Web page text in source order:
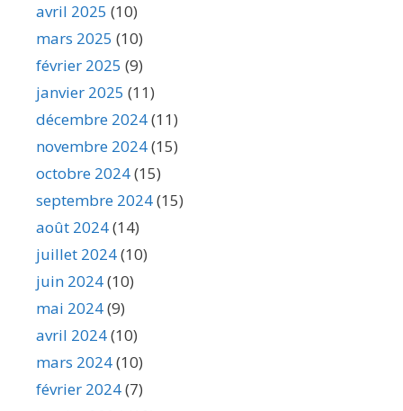
avril 2025 (10)
mars 2025 (10)
février 2025 (9)
janvier 2025 (11)
décembre 2024(11)
novembre 2024(15)
octobre 2024(15)
septembre 2024(15)
août 2024(14)
juillet 2024(10)
juin 2024(10)
mai 2024(9)
avril 2024(10)
mars 2024(10)
février 2024(7)